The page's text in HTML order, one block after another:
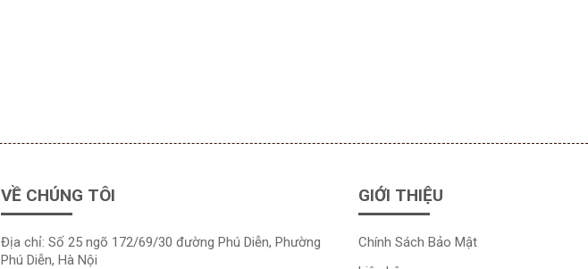
VỀ CHÚNG TÔI
Địa chỉ: Số 25 ngõ 172/69/30 đường Phú Diễn, Phường
Phú Diễn, Hà Nội
GIỚI THIỆU
Chính Sách Bảo Mật